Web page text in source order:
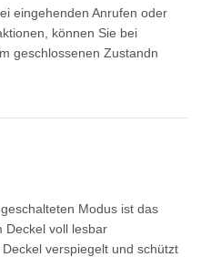
eingehenden Anrufen oder
können Sie bei
geschlossenen Zustandn
Modus ist das
Deckel voll lesbar
verspiegelt und schützt